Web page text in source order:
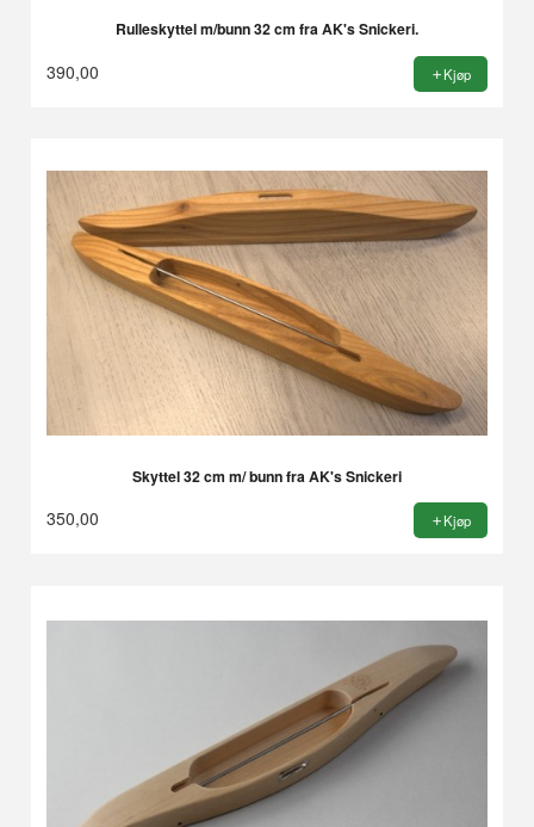
Rulleskyttel m/bunn 32 cm fra AK's Snickeri.
390,00 Kjøp
Skyttel 32 cm m/ bunn fra AK's Snickeri
350,00 Kjøp